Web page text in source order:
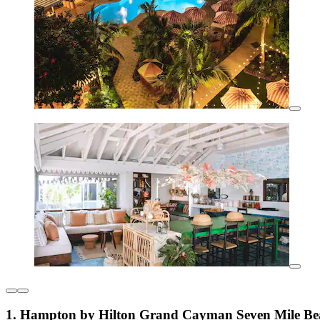
1. Hampton by Hilton Grand Cayman Seven Mile